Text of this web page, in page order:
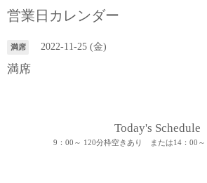
営業日カレンダー
満席 2022-11-25 (金)
満席
Today's Schedule
9：00～ 120分枠空きあり または14：00～